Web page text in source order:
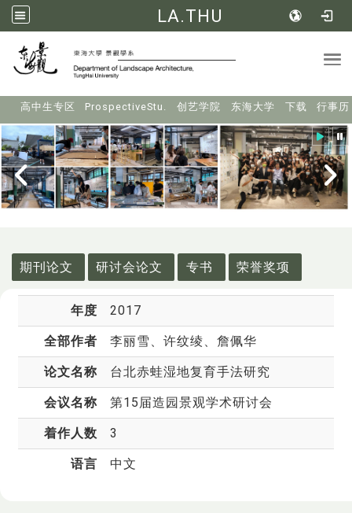
LA.THU
高中生专区 ProspectiveStu. 创艺学院 东海大学 下载 行事历
期刊论文
研讨会论文 专书 荣誉奖项
年度 2017
全部作者 李丽雪 、许纹绫、詹佩华
论文名称 台北赤蛙湿地复育手法研究
会议名称 第15届造园景观学术研讨会
着作人数 3
语言 中文